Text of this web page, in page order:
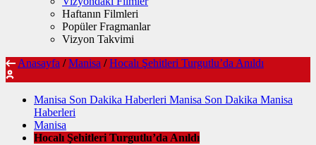
Haftanın Filmleri
Popüler Fragmanlar
Vizyon Takvimi
Anasayfa / Manisa / Hocalı Şehitleri Turgutlu’da Anıldı
Manisa Son Dakika Haberleri Manisa Son Dakika Manisa
Haberleri
Manisa
Hocalı Şehitleri Turgutlu’da Anıldı